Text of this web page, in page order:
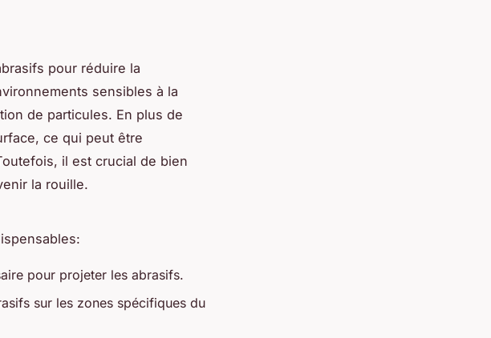
pour réduire la
sensibles à la
de particules. En plus de
ce qui peut être
il est crucial de bien
la rouille.
pour projeter les abrasifs.
sur les zones spécifiques du